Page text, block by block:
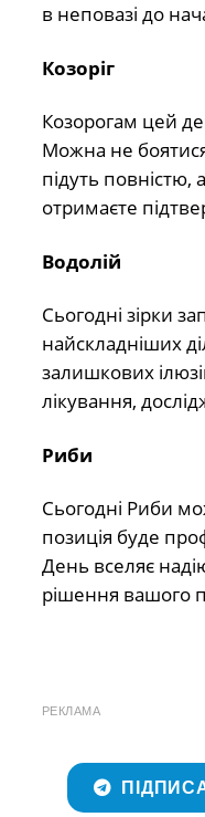
в неповазі до
Козоріг
Козорогам цей
Можна не боятися
підуть повністю,
отримаєте
Водолій
Сьогодні зірки
найскладніших
залишкових
лікування,
Риби
Сьогодні Риби
позиція буде
День вселяє
рішення вашого
РЕКЛАМА